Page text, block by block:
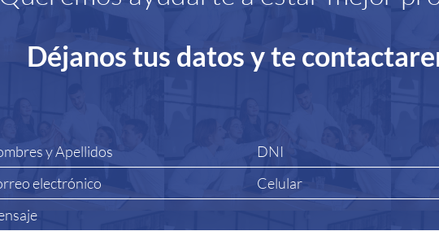
Déjanos tus datos y te